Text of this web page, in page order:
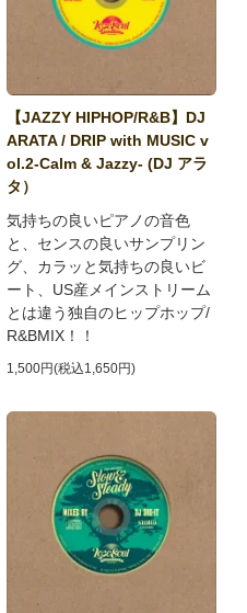
【JAZZY HIPHOP/R&B】DJ
ARATA / DRIP with MUSIC v
ol.2-Calm & Jazzy- (DJ アラ
タ）
気持ちの良いピアノの音色
と、センスの良いサンプリン
グ、カラッと気持ちの良いビ
ート、US産メインストリーム
とは違う独自のヒップホップ/
R&BMIX！！
1,500円(税込1,650円)